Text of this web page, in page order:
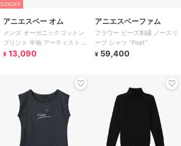
30%OFF
アニエスベー オム
メンズ オーガニックコットン
プリント 半袖 アーティスト T
シャツ ”RAFAEL GREY”
¥ 13,090
アニエスベーファム
フラワー ビーズ刺繍 ノースリ
ーブ シャツ ”Poet”
¥ 59,400